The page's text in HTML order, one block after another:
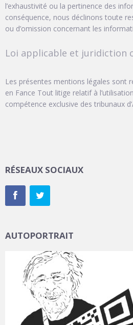
l’exhaustivité ou la pertinence des
conséquence, nous déclinons toute
ou d’omission concernant les
Loi applicable et juridiction
Les présentes mentions légales sont
en Fance Tout litige relatif à
compétence exclusive des tribunaux
RÉSEAUX SOCIAUX
AUTOPORTRAIT